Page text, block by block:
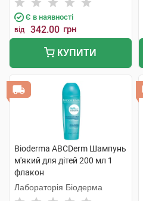
Є в наявності
від 342.00 грн
КУПИТИ
Bioderma ABCDerm Шампунь
м'який для дітей 200 мл 1
флакон
Лабораторія Біодерма